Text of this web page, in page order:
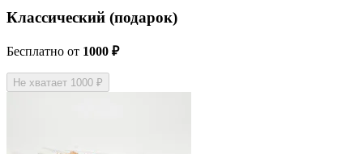
Классический (подарок)
Бесплатно от 1000 ₽
Не хватает 1000 ₽